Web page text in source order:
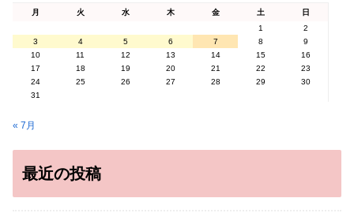
月 火 水 木 金 土
日
1
2
3
4 5 6 7 8
9
10
11 12 13 14 15
16
17
18 19 20 21 22
23
24
25 26 27 28 29
30
31
« 7月
最近の投稿